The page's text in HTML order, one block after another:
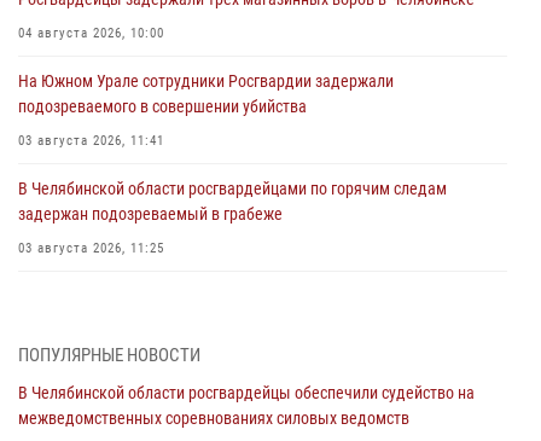
04 августа 2026, 10:00
На Южном Урале сотрудники Росгвардии задержали
подозреваемого в совершении убийства
03 августа 2026, 11:41
В Челябинской области росгвардейцами по горячим следам
задержан подозреваемый в грабеже
03 августа 2026, 11:25
03 августа 2026, 09:22 1
Авиация Росгвардии совершила более 250 санитарных вылетов в
Донецкой Народной Республике
ПОПУЛЯРНЫЕ НОВОСТИ
В Челябинской области росгвардейцы обеспечили судейство на
межведомственных соревнованиях силовых ведомств